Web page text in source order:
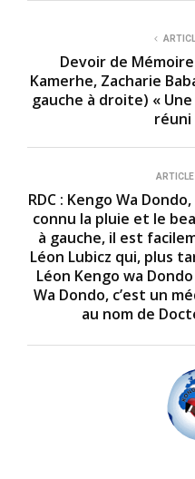
Devoir de
Kamerhe, Zacharie
gauche à droite) «
réuni
RDC : Kengo Wa
connu la pluie et le
à gauche, il est
Léon Lubicz qui, plus
Léon Kengo wa
Wa Dondo, c’est un
au nom de